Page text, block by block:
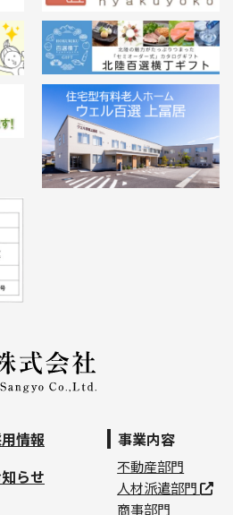
情報
らせ
事業内容
不動産部門
人材派遣部門
商事部門